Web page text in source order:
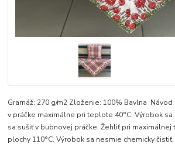
Gramáž: 270 g/m2 Zloženie: 100% Bavlna
v práčke maximálne pri teplote 40°C. Výrobok
sa sušiť v bubnovej práčke. Žehliť pri
plochy 110°C. Výrobok sa nesmie chemicky čistiť.